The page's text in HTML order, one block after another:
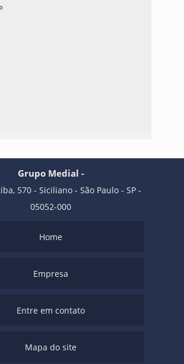
Grupo Medial -
570 - Siciliano - São Paulo - SP -
05052-000
Home
Empresa
Entre em contato
Mapa do site